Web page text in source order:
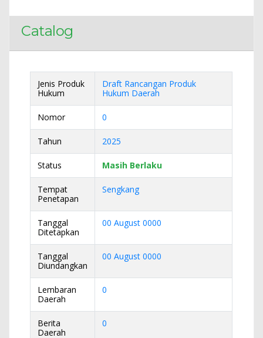
Catalog
Jenis Produk
Hukum
Draft Rancangan Produk
Hukum Daerah
Nomor 0
Tahun 2025
Status Masih Berlaku
Tempat
Penetapan
Sengkang
Tanggal
Ditetapkan
00 August 0000
Tanggal
Diundangkan
00 August 0000
Lembaran
Daerah
0
Berita
Daerah
0